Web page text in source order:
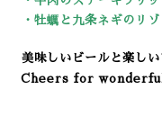
・牡蠣と九条ネギのリ
美味しいビールと楽しい
Cheers for